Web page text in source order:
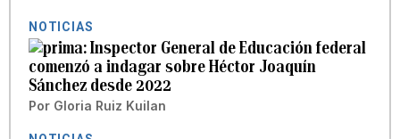
NOTICIAS
Inspector General de Educación federal
comenzó a indagar sobre Héctor Joaquín
Sánchez desde 2022
Por Gloria Ruiz Kuilan